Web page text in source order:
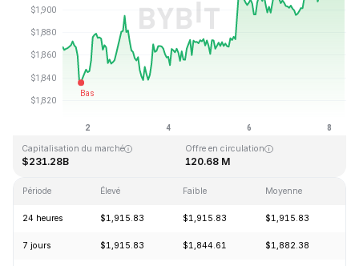
Dernière mise à jour : 2026-08-08, 08:59 GMT+0
Capitalisation du marché
$231.28B
Offre en circulation
120.68 M
Période Élevé Faible Moyenne
24 heures $1,915.83 $1,915.83 $1,915.83
7 jours $1,915.83 $1,844.61 $1,882.38